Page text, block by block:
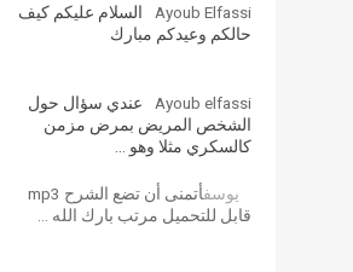
Ayoub Elfassi
السلام عليكم كيف
حالكم وعيدكم مبارك
Ayoub elfassi
عندي سؤال حول
الشخص المريض بمرض مزمن
كالسكري مثلا وهو …
يوسف
أتمنى أن تضع الشرح mp3
قابل للتحميل مرتب بارك الله …